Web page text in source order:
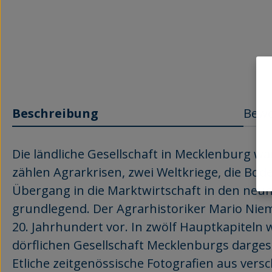
Beschreibung
Die ländliche Gesellschaft in Mecklenburg
zählen Agrarkrisen, zwei Weltkriege, die
Übergang in die Marktwirtschaft in den
grundlegend. Der Agrarhistoriker Mario
20. Jahrhundert vor. In zwölf
dörflichen Gesellschaft Mecklenburgs
Etliche zeitgenössische Fotografien aus